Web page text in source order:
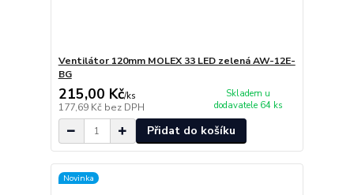
Ventilátor 120mm MOLEX 33 LED zelená AW-12E-
BG
215,00 Kč/ks
177,69 Kč bez DPH
Skladem u
dodavatele 64 ks
Přidat do košíku
Novinka